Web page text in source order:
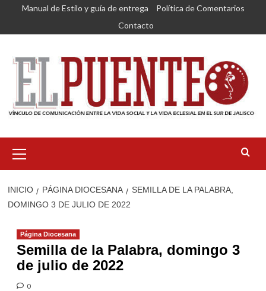
Saltar
contenido
Manual de Estilo y guía de entrega
Política de Comentarios
Contacto
primario
INICIO PÁGINA DIOCESANA
SEMILLA DE LA PALABRA,
DOMINGO 3 DE JULIO DE 2022
Página Diocesana
Semilla de la Palabra, domingo 3
de julio de 2022
0